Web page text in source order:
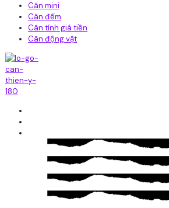
Cân mini
Cân đếm
Cân tính giá tiền
Cân động vật